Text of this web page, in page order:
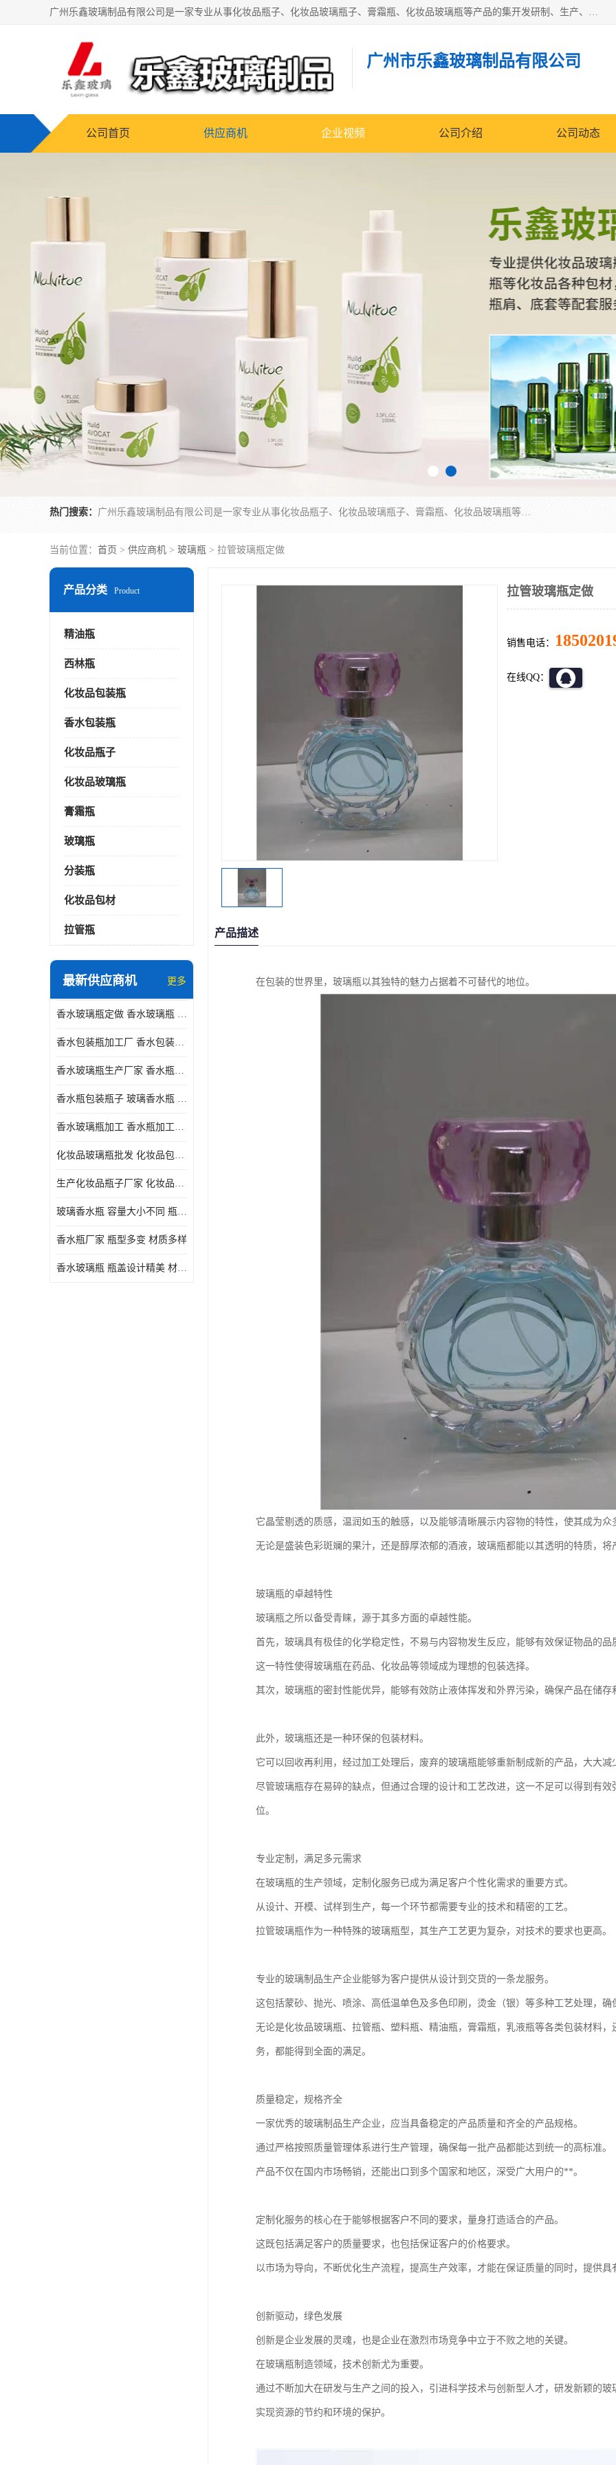
广州乐鑫玻璃制品有限公司是一家专业从事化妆品瓶子、化妆品玻璃瓶子、膏霜瓶、化妆品玻璃瓶等产品的集开发研制、生产、销售于一体的实业型玻璃制品生产企业。产品从设计、开模、试样、生产、蒙砂、抛光、喷涂、高低温单色及多色印刷，烫金（银）到交货实现一条龙服务。
广州市乐鑫玻璃制品有限公司
公司首页 供应商机 企业视频 公司介绍 公司动态
热门搜索： 广州乐鑫玻璃制品有限公司是一家专业从事化妆品瓶子、化妆品玻璃瓶子、膏霜瓶、化妆品玻璃瓶等产品的集开发研制、生产、销售于一体的实业型玻璃制品生产企业。产品从设计、开模、试样、生产、蒙砂、抛光、喷涂、高低温单色及多色印刷，烫金（银）到交货实现一条龙服务。
当前位置： 首页 > 供应商机 > 玻璃瓶 > 拉管玻璃瓶定做
产品分类 Product
精油瓶
西林瓶
化妆品包装瓶
香水包装瓶
化妆品瓶子
化妆品玻璃瓶
膏霜瓶
玻璃瓶
分装瓶
化妆品包材
拉管瓶
最新供应商机 更多
香水玻璃瓶定做 香水玻璃瓶 瓶型多变
香水包装瓶加工厂 香水包装瓶厂家 瓶盖设计精美
香水玻璃瓶生产厂家 香水瓶设计 通常配有喷雾器或滴管
香水瓶包装瓶子 玻璃香水瓶 材质多样
香水玻璃瓶加工 香水瓶加工厂 容量大小不同
化妆品玻璃瓶批发 化妆品包材 具有良好的密封性能
生产化妆品瓶子厂家 化妆品玻璃瓶 采用塑料或玻璃材质制成
玻璃香水瓶 容量大小不同 瓶盖设计精美
香水瓶厂家 瓶型多变 材质多样
香水玻璃瓶 瓶盖设计精美 材质多样
拉管玻璃瓶定做
销售电话：
在线QQ：
产品描述
在包装的世界里，玻璃瓶以其独特的魅力占据着不可替代的地位。
它晶莹剔透的质感，温润如玉的触感，以及能够清晰展示内容物的特性，使其成为
无论是盛装色彩斑斓的果汁，还是醇厚浓郁的酒液，玻璃瓶都能以其透明的特质，
玻璃瓶的卓越特性
玻璃瓶之所以备受青睐，源于其多方面的卓越性能。
首先，玻璃具有极佳的化学稳定性，不易与内容物发生反应，能够有效保证物品的品
这一特性使得玻璃瓶在药品、化妆品等领域成为理想的包装选择。
其次，玻璃瓶的密封性能优异，能够有效防止液体挥发和外界污染，确保产品在储存
此外，玻璃瓶还是一种环保的包装材料。
它可以回收再利用，经过加工处理后，废弃的玻璃瓶能够重新制成新的产品，大大
尽管玻璃瓶存在易碎的缺点，但通过合理的设计和工艺改进，这一不足可以得到有
位。
专业定制，满足多元需求
在玻璃瓶的生产领域，定制化服务已成为满足客户个性化需求的重要方式。
从设计、开模、试样到生产，每一个环节都需要专业的技术和精密的工艺。
拉管玻璃瓶作为一种特殊的玻璃瓶型，其生产工艺更为复杂，对技术的要求也更高。
专业的玻璃制品生产企业能够为客户提供从设计到交货的一条龙服务。
这包括蒙砂、抛光、喷涂、高低温单色及多色印刷，烫金（银）等多种工艺处理，
无论是化妆品玻璃瓶、拉管瓶、塑料瓶、精油瓶，膏霜瓶，乳液瓶等各类包装材料
务，都能得到全面的满足。
质量稳定，规格齐全
一家优秀的玻璃制品生产企业，应当具备稳定的产品质量和齐全的产品规格。
通过严格按照质量管理体系进行生产管理，确保每一批产品都能达到统一的高标准。
产品不仅在国内市场畅销，还能出口到多个国家和地区，深受广大用户的**。
定制化服务的核心在于能够根据客户不同的要求，量身打造适合的产品。
这既包括满足客户的质量要求，也包括保证客户的价格要求。
以市场为导向，不断优化生产流程，提高生产效率，才能在保证质量的同时，提供具
创新驱动，绿色发展
创新是企业发展的灵魂，也是企业在激烈市场竞争中立于不败之地的关键。
在玻璃瓶制造领域，技术创新尤为重要。
通过不断加大在研发与生产之间的投入，引进科学技术与创新型人才，研发新颖的
实现资源的节约和环境的保护。